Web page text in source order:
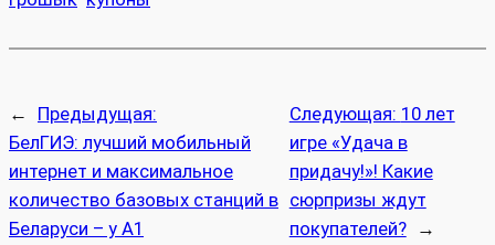
←
Предыдущая:
БелГИЭ: лучший мобильный
интернет и максимальное
количество базовых станций в
Беларуси – у А1
Следующая: 10 лет
игре «Удача в
придачу!»! Какие
сюрпризы ждут
покупателей?
→